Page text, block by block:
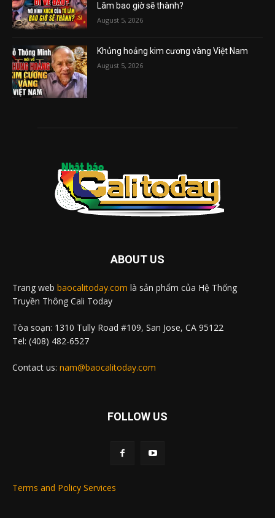
Lâm bao giờ sẽ thành?
August 5, 2026
Khủng hoảng kim cương vàng Việt Nam
August 5, 2026
ABOUT US
Trang web baocalitoday.com là sản phẩm của Hệ Thống
Truyền Thông Cali Today
Tòa soạn: 1310 Tully Road #109, San Jose, CA 95122
Tel: (408) 482-6527
Contact us: nam@baocalitoday.com
FOLLOW US
Terms and Policy Services